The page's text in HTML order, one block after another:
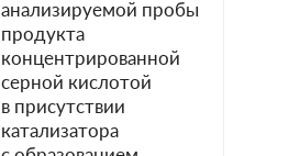
анализируемой пробы
продукта
концентрированной
серной кислотой
в присутствии
катализатора